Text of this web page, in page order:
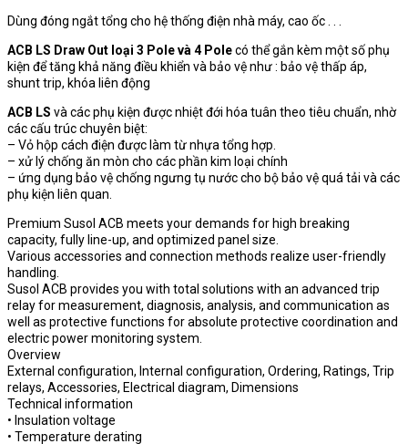
Dùng đóng ngắt tổng cho hệ thống điện nhà máy, cao ốc . . .
ACB LS Draw Out loại 3 Pole và 4 Polecó thể gắn kèm một số phụ
kiện để tăng khả năng điều khiển và bảo vệ như : bảo vệ thấp áp,
shunt trip, khóa liên động
ACB LS và các phụ kiện được nhiệt đới hóa tuân theo tiêu chuẩn, nhờ
các cấu trúc chuyên biệt:
– Vỏ hộp cách điện được làm từ nhựa tổng hợp.
– xử lý chống ăn mòn cho các phần kim loại chính
– ứng dụng bảo vệ chống ngưng tụ nước cho bộ bảo vệ quá tải và các
phụ kiện liên quan.
Premium Susol ACB meets your demands for high breaking
capacity, fully line-up, and optimized panel size.
Various accessories and connection methods realize user-friendly
handling.
Susol ACB provides you with total solutions with an advanced trip
relay for measurement, diagnosis, analysis, and communication as
well as protective functions for absolute protective coordination and
electric power monitoring system.
Overview
External configuration, Internal configuration, Ordering, Ratings, Trip
relays, Accessories, Electrical diagram, Dimensions
Technical information
• Insulation voltage
• Temperature derating